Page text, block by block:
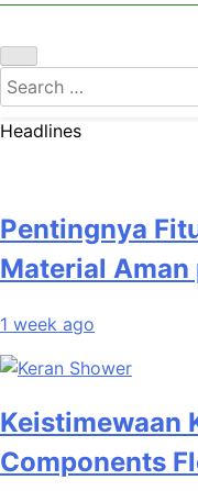
Search
for:
Headlines
Pentingnya
Material Aman
1 week ago
Keistimewaan
Components